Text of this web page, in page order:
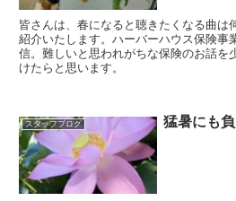
皆さんは、春になると聴きたくなる曲は
紹介いたします。ハーバーハウス保険事
信。難しいと思われがちな保険のお話を
けたらと思います。
スタッフブログ 猛暑にも